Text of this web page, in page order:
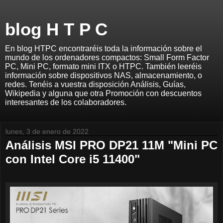
blog H T P C
En blog HTPC encontraréis toda la información sobre el
mundo de los ordenadores compactos: Small Form Factor
PC, Mini PC, formato mini ITX o HTPC. También leeréis
información sobre dispositivos NAS, almacenamiento, o
redes. Tenéis a vuestra disposición Análisis, Guías,
Wikipedia y alguna que otra Promoción con descuentos
interesantes de los colaboradores.
lunes, 3 de enero de 2022
Análisis MSI PRO DP21 11M "Mini PC
con Intel Core i5 11400"